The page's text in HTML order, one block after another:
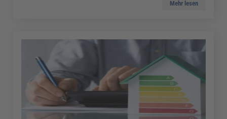
Mehr lesen